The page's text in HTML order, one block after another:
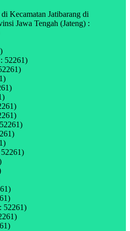
Kecamatan Jatibarang di
Jawa Tengah (Jateng) :
52261)
52261)